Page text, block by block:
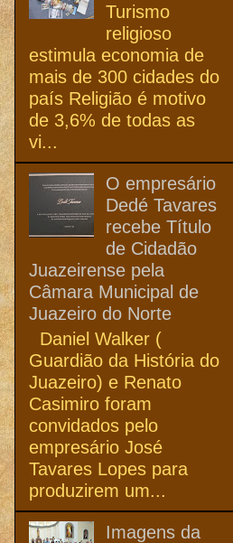
Turismo
religioso
estimula economia de
mais de 300 cidades do
país Religião é motivo
de 3,6% de todas as
vi...
O empresário
Dedé Tavares
recebe Título
de Cidadão
Juazeirense pela
Câmara Municipal de
Juazeiro do Norte
Daniel Walker (
Guardião da História do
Juazeiro) e Renato
Casimiro foram
convidados pelo
empresário José
Tavares Lopes para
produzirem um...
Imagens da